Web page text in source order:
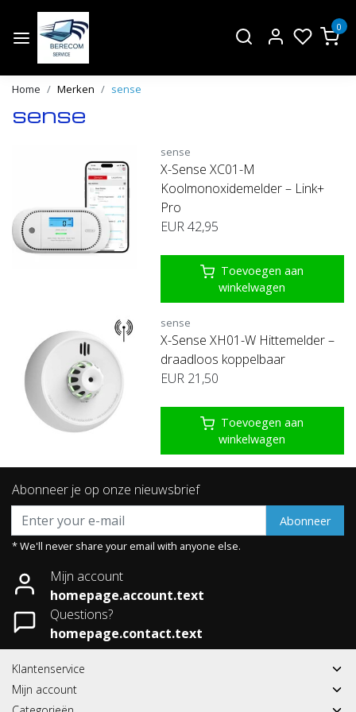
0
Home Merken sense
sense
sense
X-Sense XC01-M
Koolmonoxidemelder – Link+
Pro
EUR 42,95
Toevoegen aan
winkelwagen
sense
X-Sense XH01-W Hittemelder –
draadloos koppelbaar
EUR 21,50
Toevoegen aan
winkelwagen
Abonneer je op onze nieuwsbrief
Abonneer
* We'll never share your email with anyone else.
Mijn account
homepage.account.text
Questions?
homepage.contact.text
Klantenservice
Mijn account